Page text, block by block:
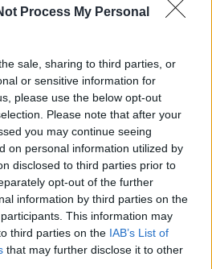
Process My Personal
sale, sharing to third parties, or
or sensitive information for
please use the below opt-out
Please note that after your
you may continue seeing
on personal information utilized by
disclosed to third parties prior to
opt-out of the further
information by third parties on the
This information may
third parties on the IAB’s List of
that may further disclose it to other
Επιμόρφωση
διαφορετικότητα και